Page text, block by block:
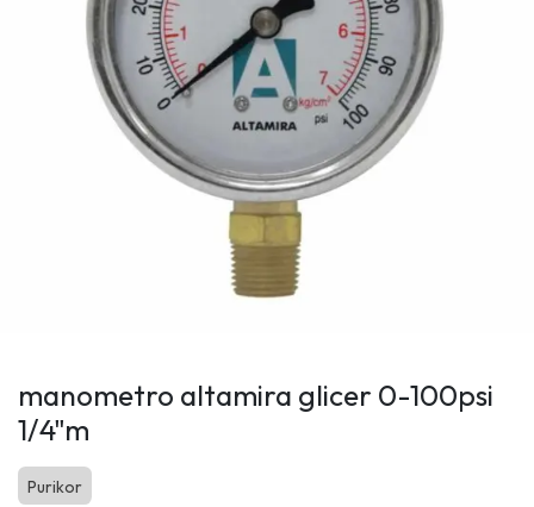
manometro altamira glicer 0-100psi
1/4"m
Purikor